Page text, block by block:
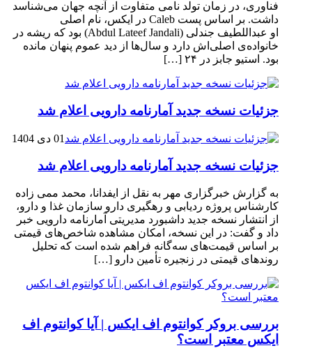
فناوری، در زمان تولد نامی متفاوت از آنچه جهان می‌شناسد
داشت. بر اساس پست Caleb در ایکس، نام اصلی
او عبداللطیف جندلی (Abdul Lateef Jandali) بود که ریشه در
خانواده‌ی اصلی‌اش دارد و سال‌ها از دید عموم پنهان مانده
بود. استیو جابز در ۲۴ […]
جزئیات نسخه جدید آمارنامه دارویی اعلام شد
01 دی 1404
جزئیات نسخه جدید آمارنامه دارویی اعلام شد
به گزارش خبرگزاری مهر به نقل از ایفدانا، محمد ممی زاده
کارشناس پروژه ردیابی و رهگیری دارو سازمان غذا و دارو،
از انتشار نسخه جدید داشبورد مدیریتی آمارنامه دارویی خبر
داد و گفت: در این نسخه، امکان مشاهده شاخص‌های قیمتی
بر اساس قیمت‌های سه‌گانه فراهم شده است که تحلیل
روندهای قیمتی در زنجیره تأمین دارو […]
بررسی بروکر کوانتوم اف ایکس | آیا کوانتوم اف
ایکس معتبر است؟